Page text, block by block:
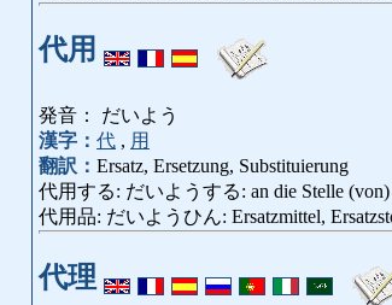
代用
発音： だいよう
漢字： 代 , 用
翻訳： Ersatz, Ersetzung, Substituierung
代用する: だいようする: an die Stelle (von)
代用品: だいようひん: Ersatzmittel,
代理